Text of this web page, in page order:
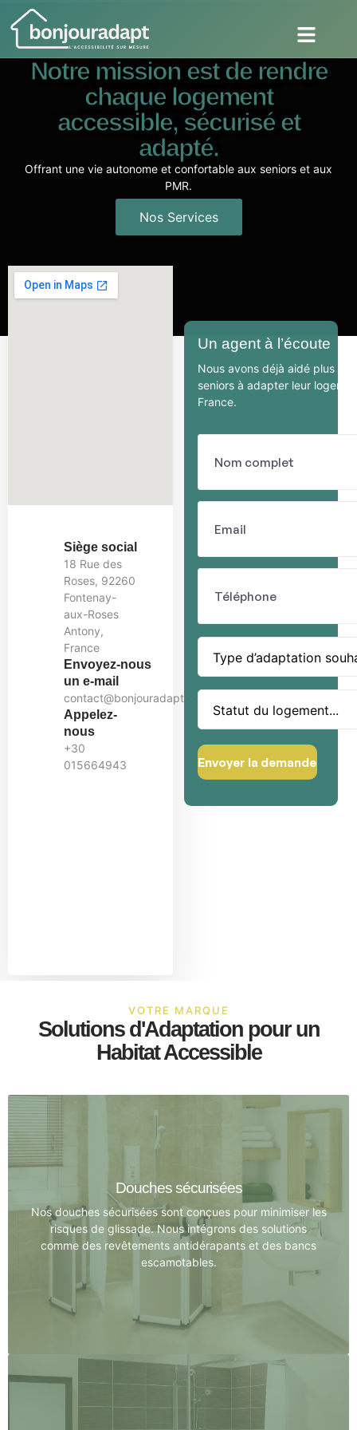
Notre mission est de rendre
chaque logement
accessible, sécurisé et
adapté.
Offrant une vie autonome et confortable aux seniors et aux
PMR.
Nos Services
Siège social
18 Rue des
Roses, 92260
Fontenay-
aux-Roses
Antony,
France
Envoyez-nous
un e-mail
contact@bonjouradapt.com
Appelez-
nous
+30
015664943
Un agent à l’écoute
Nous avons déjà aidé plus de
seniors à adapter leur
France.
Type d’adaptation
Statut du logement...
VOTRE MARQUE
Solutions d'Adaptation pour un
Habitat Accessible
Douches sécurisées
Nos douches sécurisées sont conçues pour minimiser les
risques de glissade. Nous intégrons des solutions
comme des revêtements antidérapants et des bancs
escamotables.
Douches sécurisées